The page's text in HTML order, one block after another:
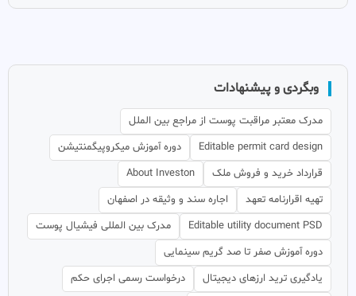
وبگردی و پیشنهادات
مدرک معتبر مراقبت پوست از مراجع بین الملل
Editable permit card design
دوره آموزش میکروپیگمنتیشن
قرارداد خرید و فروش ملک
About Investon
تهیه اقرارنامه تعهد
اجاره سند و وثیقه در اصفهان
Editable utility document PSD
مدرک بین المللی فیشیال پوست
دوره آموزش صفر تا صد گریم سینمایی
یادگیری ترید ارزهای دیجیتال
درخواست رسمی اجرای حکم